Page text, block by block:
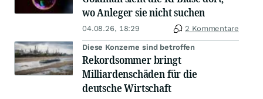
wo Anleger sie nicht suchen
04.08.26, 18:29 2 Kommentare
Diese Konzerne sind betroffen
Rekordsommer bringt
Milliardenschäden für die
deutsche Wirtschaft